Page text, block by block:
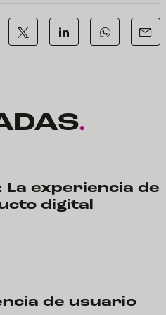
.
La experiencia de
digital
de usuario